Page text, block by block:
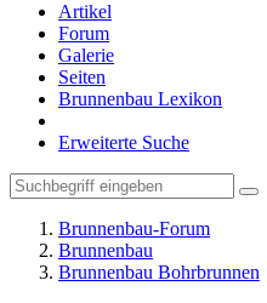
Artikel
Forum
Galerie
Seiten
Brunnenbau Lexikon
Erweiterte Suche
Brunnenbau-Forum
Brunnenbau
Brunnenbau Bohrbrunnen